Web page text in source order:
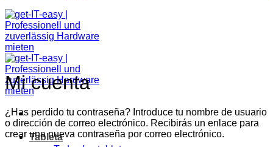
Tableta
Mi cuenta
¿Has perdido tu contraseña? Introduce tu nombre de usuario
o dirección de correo electrónico. Recibirás un enlace para
crear una nueva contraseña por correo electrónico.